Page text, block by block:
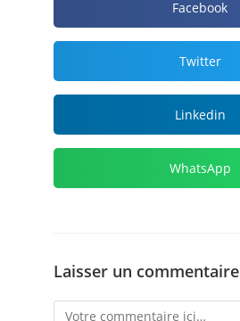
Facebook
Twitter
Linkedin
WhatsApp
Laisser un commentaire